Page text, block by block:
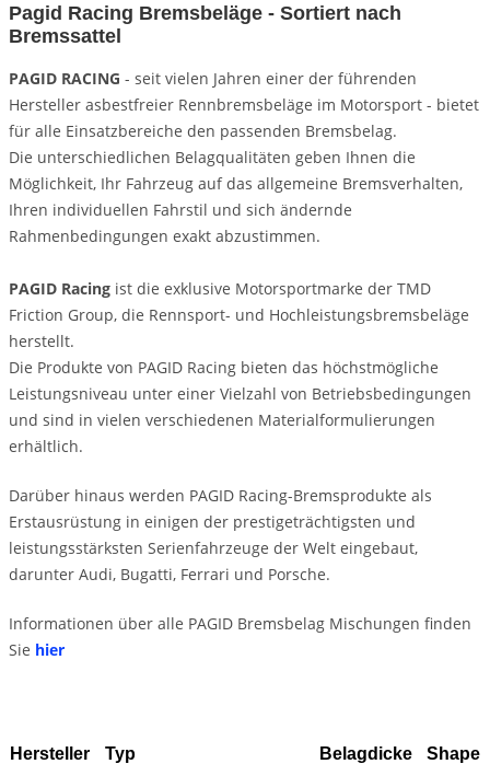
Pagid Racing Bremsbeläge - Sortiert nach
Bremssattel
PAGID RACING - seit vielen Jahren einer der führenden
Hersteller asbestfreier Rennbremsbeläge im Motorsport - bietet
für alle Einsatzbereiche den passenden Bremsbelag.
Die unterschiedlichen Belagqualitäten geben Ihnen die
Möglichkeit, Ihr Fahrzeug auf das allgemeine Bremsverhalten,
Ihren individuellen Fahrstil und sich ändernde
Rahmenbedingungen exakt abzustimmen.
PAGID Racing ist die exklusive Motorsportmarke der TMD
Friction Group, die Rennsport- und Hochleistungsbremsbeläge
herstellt.
Die Produkte von PAGID Racing bieten das höchstmögliche
Leistungsniveau unter einer Vielzahl von Betriebsbedingungen
und sind in vielen verschiedenen Materialformulierungen
erhältlich.
Darüber hinaus werden PAGID Racing-Bremsprodukte als
Erstausrüstung in einigen der prestigeträchtigsten und
leistungsstärksten Serienfahrzeuge der Welt eingebaut,
darunter Audi, Bugatti, Ferrari und Porsche.
Informationen über alle PAGID Bremsbelag Mischungen finden
Sie hier
Hersteller Typ Belagdicke
Shape